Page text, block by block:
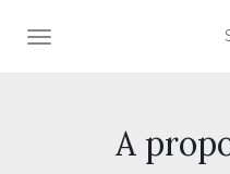
AFFICHER/MASQUER
A